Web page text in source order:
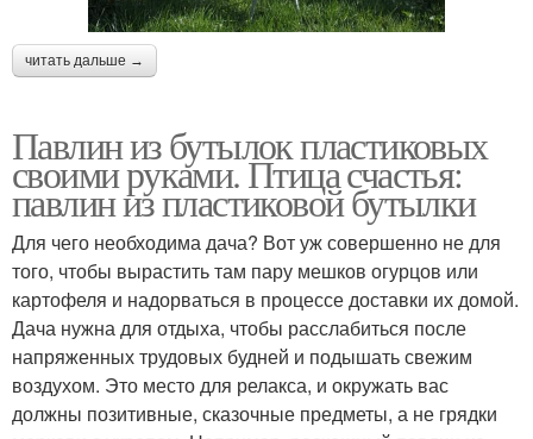
читать дальше →
Павлин из бутылок пластиковых
своими руками. Птица счастья:
павлин из пластиковой бутылки
Для чего необходима дача? Вот уж совершенно не для
того, чтобы вырастить там пару мешков огурцов или
картофеля и надорваться в процессе доставки их домой.
Дача нужна для отдыха, чтобы расслабиться после
напряженных трудовых будней и подышать свежим
воздухом. Это место для релакса, и окружать вас
должны позитивные, сказочные предметы, а не грядки